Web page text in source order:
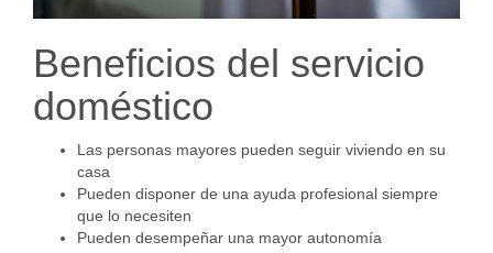
Beneficios del servicio
doméstico
Las personas mayores pueden seguir viviendo en su
casa
Pueden disponer de una ayuda profesional siempre
que lo necesiten
Pueden desempeñar una mayor autonomía